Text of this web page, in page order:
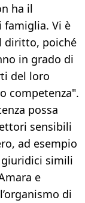
ha il
Vi è
diritto, poiché
in grado di
del loro
competenza".
possa
sensibili
ad esempio
simili
e
di